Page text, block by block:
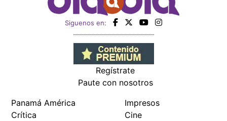
Siguenos en:
Regístrate
Paute con nosotros
Panamá América
Crítica
Impresos
Cine